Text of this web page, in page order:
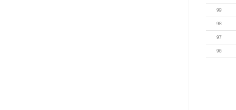
99
98
97
96